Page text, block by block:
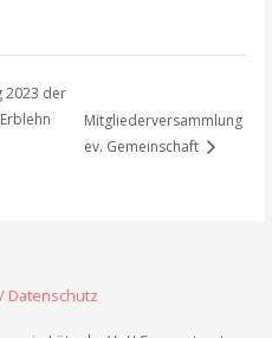
2023 der
Mitgliederversammlung
ev. Gemeinschaft
Datenschutz